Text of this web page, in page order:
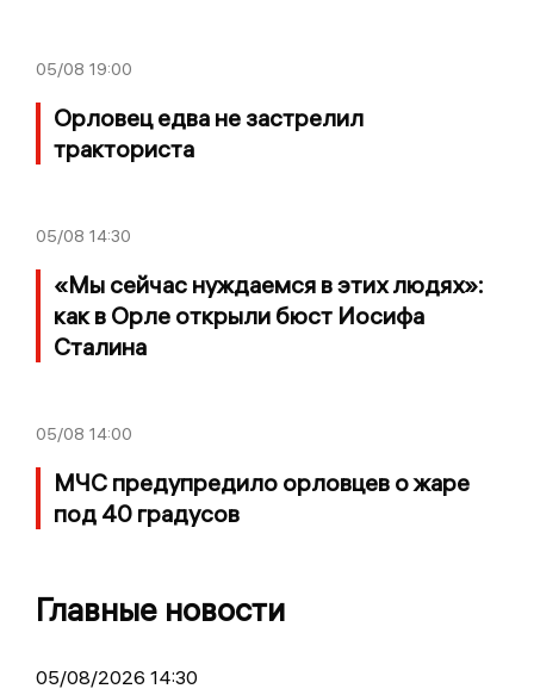
05/08 19:00
Орловец едва не застрелил
тракториста
05/08 14:30
«Мы сейчас нуждаемся в этих людях»:
как в Орле открыли бюст Иосифа
Сталина
05/08 14:00
МЧС предупредило орловцев о жаре
под 40 градусов
Главные новости
05/08/2026 14:30